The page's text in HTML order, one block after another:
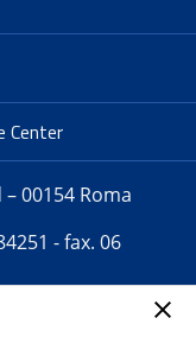
Center
00154 Roma
- fax. 06